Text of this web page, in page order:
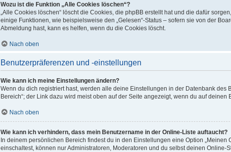
Wozu ist die Funktion „Alle Cookies löschen“?
„Alle Cookies löschen“ löscht die Cookies, die phpBB erstellt hat und die dafür
einige Funktionen, wie beispielsweise den „Gelesen“-Status – sofern sie von der
Abmeldung hast, kann es helfen, wenn du die Cookies löscht.
Nach oben
Benutzerpräferenzen und -einstellungen
Wie kann ich meine Einstellungen ändern?
Wenn du dich registriert hast, werden alle deine Einstellungen in der Datenbank des
Bereich“; der Link dazu wird meist oben auf der Seite angezeigt, wenn du auf
Nach oben
Wie kann ich verhindern, dass mein Benutzername in der Online-Liste auftaucht?
In deinem persönlichen Bereich findest du in den Einstellungen eine Option
einschaltest, können nur Administratoren, Moderatoren und du selbst deinen Online-